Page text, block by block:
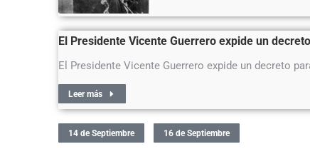
El Presidente Vicente Guerrero expide un
El Presidente Vicente Guerrero expide un decreto
Leer más
14 de Septiembre 16 de Septiembre